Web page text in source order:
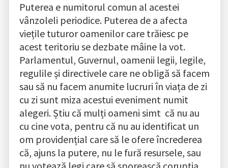
Puterea e numitorul comun al acestei
vânzoleli periodice. Puterea de a afecta
viețile tuturor oamenilor care trăiesc pe
acest teritoriu se dezbate mâine la vot.
Parlamentul, Guvernul, oamenii legii, legile,
regulile și directivele care ne obligă să facem
sau să nu facem anumite lucruri în viața de zi
cu zi sunt miza acestui eveniment numit
alegeri. Știu că mulți oameni simt că nu au
cu cine vota, pentru că nu au identificat un
om providențial care să le ofere încrederea
că, ajuns la putere, nu le fură resursele, sau